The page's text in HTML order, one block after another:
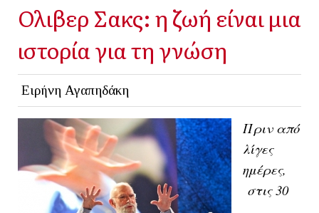
Ολιβερ Σακς: η ζωή είναι μια
ιστορία για τη γνώση
Ειρήνη Αγαπηδάκη
Πριν από
λίγες
ημέρες,
στις 30